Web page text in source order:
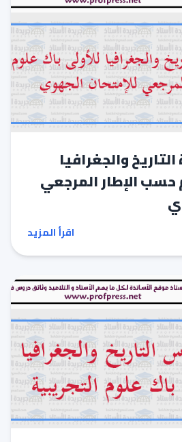
والجغرافيا
حسب الإطار المرجعي
اقرأ المزيد